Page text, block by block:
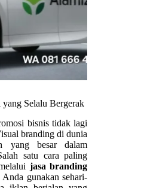
Selalu Bergerak
bisnis tidak lagi
branding di dunia
yang besar dalam
satu cara paling
jasa branding
gunakan sehari-